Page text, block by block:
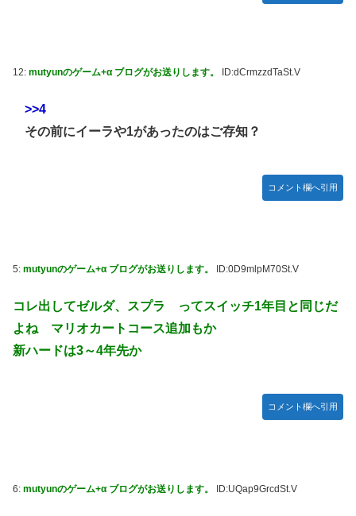
韓国の反応
冨里奈央ちゃん、罰ゲームのセミをずっと気にしてたｗ【乃
木坂46】
12: mutyunのゲーム+α ブログがお送りします。 ID:dCrmzzdTaSt.V
>>4
その前にイーラや1があったのはご存知？
コメント欄へ引用
5: mutyunのゲーム+α ブログがお送りします。 ID:0D9mlpM70St.V
コレ出してゼルダ、スプラ ってスイッチ1年目と同じだ
よね マリオカートコース追加もか
新ハードは3～4年先か
コメント欄へ引用
6: mutyunのゲーム+α ブログがお送りします。 ID:UQap9GrcdSt.V